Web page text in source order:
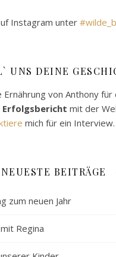
Instagram unter
UNS DEINE
Ernährung von Anthony für
Erfolgsbericht mit der
mich für ein Interview.
NEUESTE BEITRÄGE
zum neuen Jahr
Regina